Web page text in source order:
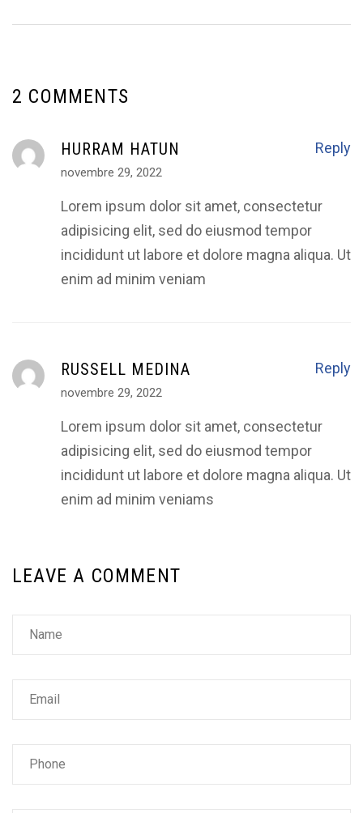
2 COMMENTS
HURRAM HATUN
novembre 29, 2022
Reply
Lorem ipsum dolor sit amet, consectetur
adipisicing elit, sed do eiusmod tempor
incididunt ut labore et dolore magna aliqua. Ut
enim ad minim veniam
RUSSELL MEDINA
novembre 29, 2022
Reply
Lorem ipsum dolor sit amet, consectetur
adipisicing elit, sed do eiusmod tempor
incididunt ut labore et dolore magna aliqua. Ut
enim ad minim veniams
LEAVE A COMMENT